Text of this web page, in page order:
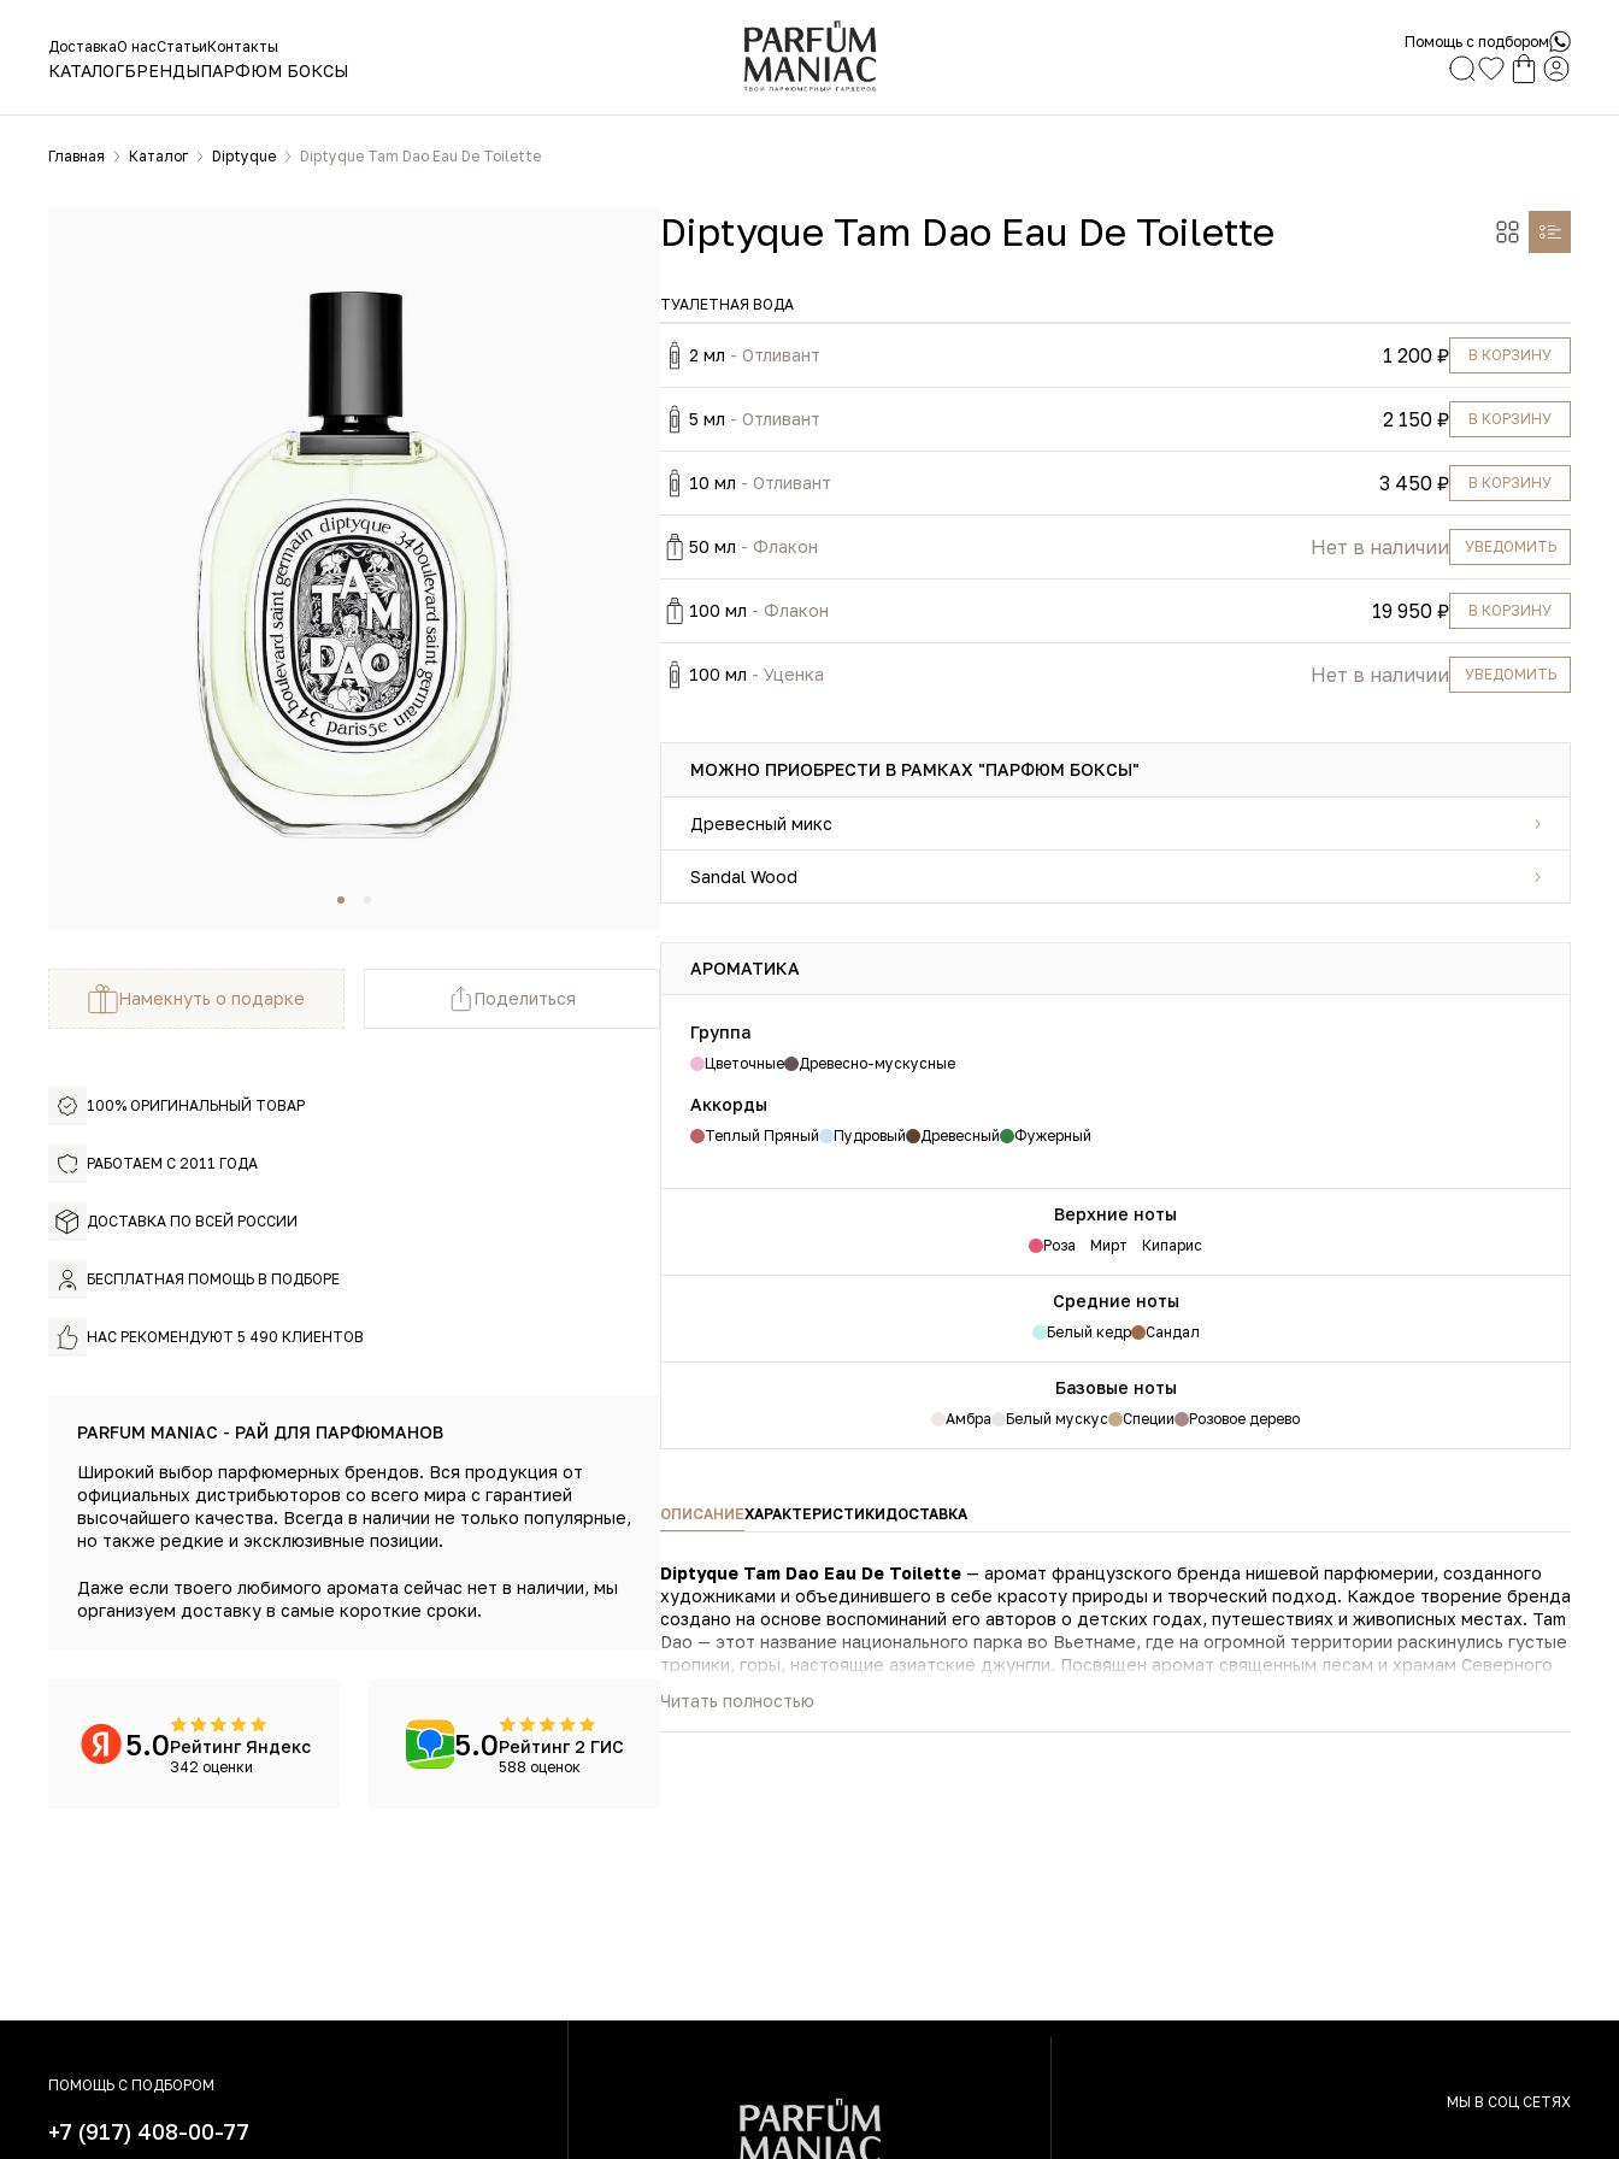
ДоставкаО насСтатьиКонтакты
КАТАЛОГБРЕНДЫПАРФЮМ БОКСЫ
Помощь с подбором
Главная Каталог Diptyque Diptyque Tam Dao Eau De Toilette
Намекнуть о подарке Поделиться
100% ОРИГИНАЛЬНЫЙ ТОВАР
РАБОТАЕМ С 2011 ГОДА
ДОСТАВКА ПО ВСЕЙ РОССИИ
БЕСПЛАТНАЯ ПОМОЩЬ В ПОДБОРЕ
НАС РЕКОМЕНДУЮТ 5 490 КЛИЕНТОВ
PARFUM MANIAC - РАЙ ДЛЯ ПАРФЮМАНОВ
Широкий выбор парфюмерных брендов. Вся продукция от
официальных дистрибьюторов со всего мира с гарантией
высочайшего качества. Всегда в наличии не только популярные,
но также редкие и эксклюзивные позиции.
Даже если твоего любимого аромата сейчас нет в наличии, мы
организуем доставку в самые короткие сроки.
5.0Рейтинг Яндекс
342 оценки
5.0Рейтинг 2 ГИС
588 оценок
Diptyque Tam Dao Eau De Toilette
ТУАЛЕТНАЯ ВОДА
2 мл - Отливант 1 200 ₽ В КОРЗИНУ
5 мл - Отливант 2 150 ₽ В КОРЗИНУ
10 мл - Отливант 3 450 ₽ В КОРЗИНУ
50 мл - Флакон Нет в наличии УВЕДОМИТЬ
100 мл - Флакон 19 950 ₽ В КОРЗИНУ
100 мл - Уценка Нет в наличии УВЕДОМИТЬ
МОЖНО ПРИОБРЕСТИ В РАМКАХ "ПАРФЮМ БОКСЫ"
Древесный микс
Sandal Wood
АРОМАТИКА
Группа
Цветочные Древесно-мускусные
Аккорды
Теплый Пряный Пудровый Древесный Фужерный
Верхние ноты
Роза Мирт Кипарис
Средние ноты
Белый кедр Сандал
Базовые ноты
Амбра Белый мускус Специи Розовое дерево
ОПИСАНИЕХАРАКТЕРИСТИКИДОСТАВКА
Diptyque Tam Dao Eau De Toilette — аромат французского бренда нишевой парфюмерии, созданного
художниками и объединившего в себе красоту природы и творческий подход. Каждое творение бренда
создано на основе воспоминаний его авторов о детских годах, путешествиях и живописных местах. Tam
Dao — этот название национального парка во Вьетнаме, где на огромной территории раскинулись густые
тропики, горы, настоящие азиатские джунгли. Посвящен аромат священным лесам и храмам Северного
созерцанию.
Это целиком и полностью история сандалового дерева, обрамленного специями и благовониями. Сандал
Читать полностью
ПОМОЩЬ С ПОДБОРОМ
+7 (917) 408-00-77
МЫ В СОЦ СЕТЯХ